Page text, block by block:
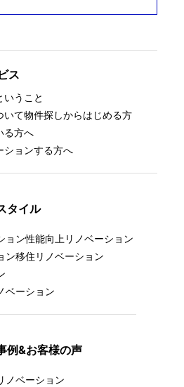
ス
いうこと
いて物件探しからはじめる方
る方へ
ションする方へ
タイル
ョン性能向上リノベーション
ン移住リノベーション
ベーション
例&お客様の声
ノベーション